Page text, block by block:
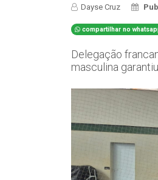
Dayse Cruz
compartilhar no
Delegação
masculina